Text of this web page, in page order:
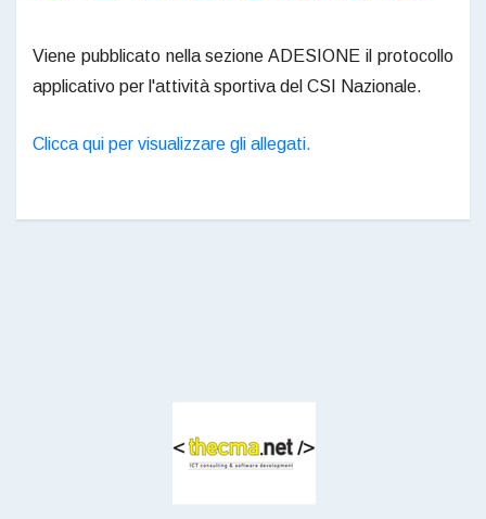
Viene pubblicato nella sezione ADESIONE il protocollo
applicativo per l'attività sportiva del CSI Nazionale.
Clicca qui per visualizzare gli allegati.